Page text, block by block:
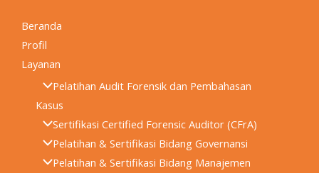
Beranda
Profil
Layanan
Pelatihan Audit Forensik dan Pembahasan
Kasus
Sertifikasi Certified Forensic Auditor (CFrA)
Pelatihan & Sertifikasi Bidang Governansi
Pelatihan & Sertifikasi Bidang Manajemen